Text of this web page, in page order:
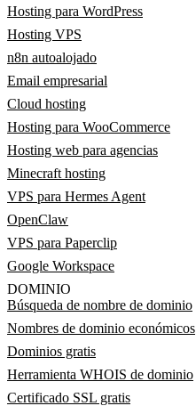
Hosting para WordPress
Hosting VPS
n8n autoalojado
Email empresarial
Cloud hosting
Hosting para WooCommerce
Hosting web para agencias
Minecraft hosting
VPS para Hermes Agent
OpenClaw
VPS para Paperclip
Google Workspace
DOMINIO
Búsqueda de nombre de dominio
Nombres de dominio económicos
Dominios gratis
Herramienta WHOIS de dominio
Certificado SSL gratis